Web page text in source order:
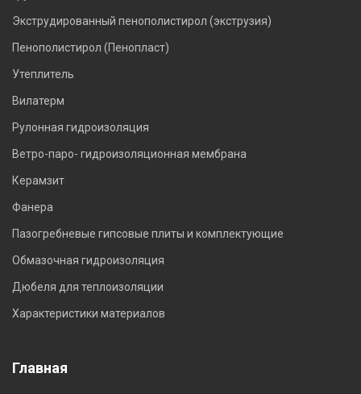
Экструдированный пенополистирол (экструзия)
Пенополистирол (Пенопласт)
Утеплитель
Вилатерм
Рулонная гидроизоляция
Ветро-паро- гидроизоляционная мембрана
Керамзит
Фанера
Пазогребневые гипсовые плиты и комплектующие
Обмазочная гидроизоляция
Дюбеля для теплоизоляции
Характеристики материалов
Главная